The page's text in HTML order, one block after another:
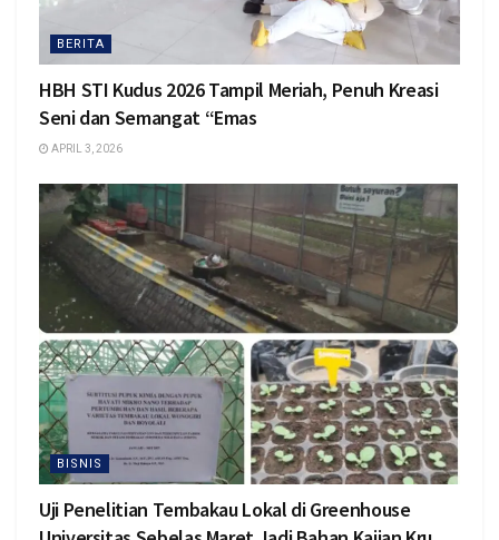
BERITA
HBH STI Kudus 2026 Tampil Meriah, Penuh Kreasi
Seni dan Semangat “Emas
APRIL 3, 2026
BISNIS
Uji Penelitian Tembakau Lokal di Greenhouse